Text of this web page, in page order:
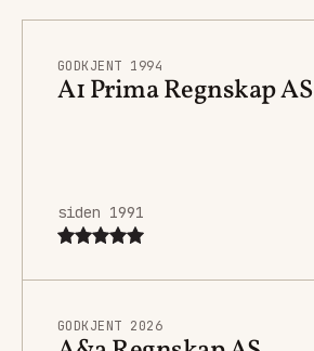
GODKJENT 1994
A1 Prima Regnskap AS
siden 1991
GODKJENT 2026